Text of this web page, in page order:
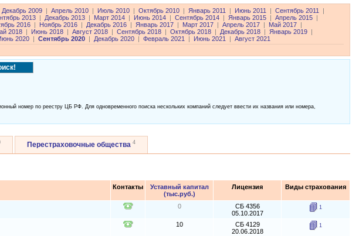
Декабрь 2009 Апрель 2010 Июль 2010 Октябрь 2010 Январь 2011 Июнь 2011 Сентябрь 2011
2013 Декабрь 2013 Март 2014 Июнь 2014 Сентябрь 2014 Январь 2015 Апрель 2015
2016 Ноябрь 2016 Декабрь 2016 Январь 2017 Март 2017 Апрель 2017 Май 2017
2018 Июнь 2018 Август 2018 Сентябрь 2018 Октябрь 2018 Декабрь 2018 Январь 2019
2020 Сентябрь 2020 Декабрь 2020 Февраль 2021 Июнь 2021
Август 2021
номер по реестру ЦБ РФ. Для одновременного поиска нескольких компаний следует ввести их названия или номера,
Перестраховочные общества 4
Контакты
Уставный капитал
(тыс.руб.)
Лицензия Виды страхования
0
СБ 4356
05.10.2017
1
10
СБ 4129
20.06.2018
1